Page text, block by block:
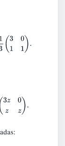
1) .
z).